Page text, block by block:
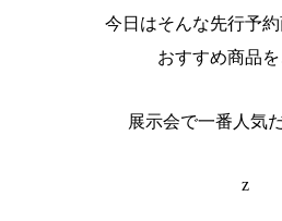
今日はそんな先行予
おすすめ商品
展示会で一番人気
z